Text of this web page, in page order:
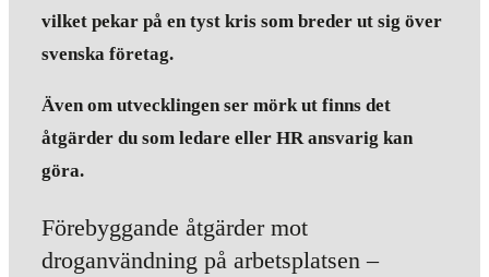
vilket pekar på en tyst kris som breder ut sig över
svenska företag.
Även om utvecklingen ser mörk ut finns det
åtgärder du som ledare eller HR ansvarig kan
göra.
Förebyggande åtgärder mot
droganvändning på arbetsplatsen –